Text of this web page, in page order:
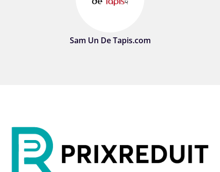
Sam Un De Tapis.com